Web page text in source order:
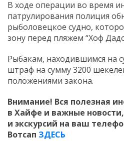
В ходе операции во время
патрулирования полиция
рыболовецкое судно,
зону перед пляжем “Хоф
Рыбакам, находившимся на
штраф на сумму 3200
положениями закона.
Внимание! Вся полезная
в Хайфе и важные
и экскурсий на ваш
Вотсап ЗДЕСЬ